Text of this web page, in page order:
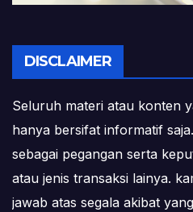
DISCLAIMER
Seluruh materi atau konten
hanya bersifat informatif
sebagai pegangan serta
atau jenis transaksi lainya.
jawab atas segala akibat